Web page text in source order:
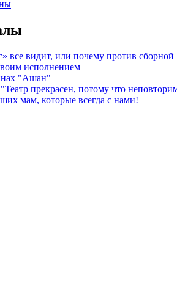
все видит, или почему против сборной
исполнением
"Ашан"
прекрасен, потому что
мам, которые всегда с нами!